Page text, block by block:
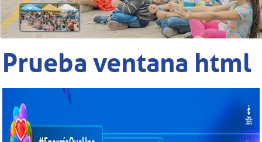
Prueba ventana html